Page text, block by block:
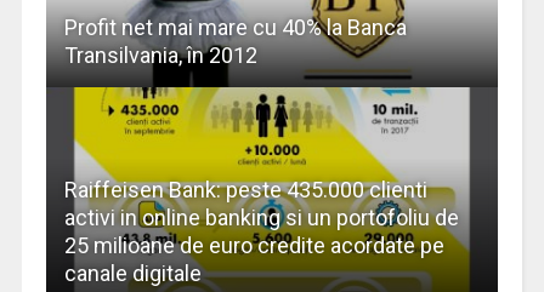
Profit net mai mare cu 40% la Banca
Transilvania, în 2012
Raiffeisen Bank: peste 435.000 clienti
activi in online banking si un portofoliu de
25 milioane de euro credite acordate pe
canale digitale